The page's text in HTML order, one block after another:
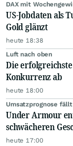
DAX mit
US-Jobdaten als
Gold glänzt
heute 18:38
Luft nach oben
Die
Konkurrenz ab
heute 18:00
Umsatzprognose
Under Armour
schwächeren
heute 17:00